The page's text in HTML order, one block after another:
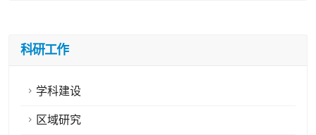
科研工作
学科建设
区域研究